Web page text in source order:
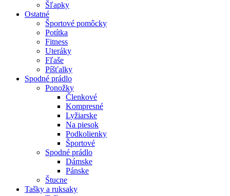
Šľapky
Ostatné
Športové pomôcky
Potítka
Fitness
Uteráky
Fľaše
Píšťalky
Spodné prádlo
Ponožky
Členkové
Kompresné
Lyžiarske
Na piesok
Podkolienky
Športové
Spodné prádlo
Dámske
Pánske
Štucne
Tašky a ruksaky